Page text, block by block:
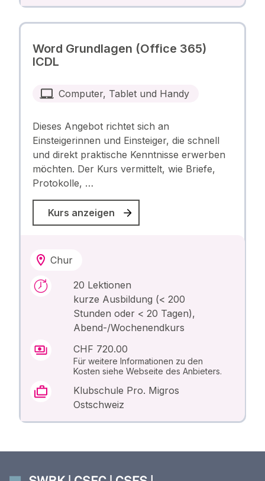
Word Grundlagen (Office 365)
ICDL
Computer, Tablet und Handy
Dieses Angebot richtet sich an
Einsteigerinnen und Einsteiger, die schnell
und direkt praktische Kenntnisse erwerben
möchten. Der Kurs vermittelt, wie Briefe,
Protokolle, …
Kurs anzeigen
Chur
20 Lektionen
kurze Ausbildung (< 200
Stunden oder < 20 Tagen),
Abend-/Wochenendkurs
CHF 720.00
Für weitere Informationen zu den
Kosten siehe Webseite des Anbieters.
Klubschule Pro. Migros
Ostschweiz